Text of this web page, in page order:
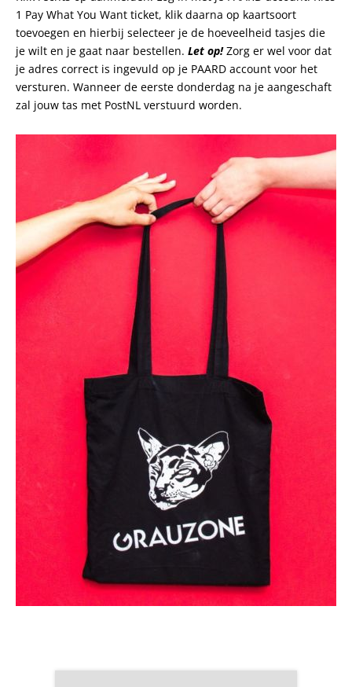
1 Pay What You Want ticket, klik daarna op kaartsoort
toevoegen en hierbij selecteer je de hoeveelheid tasjes die
je wilt en je gaat naar bestellen. Let op!Zorg er wel voor dat
je adres correct is ingevuld op je PAARD account voor het
versturen. Wanneer de eerste donderdag na je aangeschaft
zal jouw tas met PostNL verstuurd worden.